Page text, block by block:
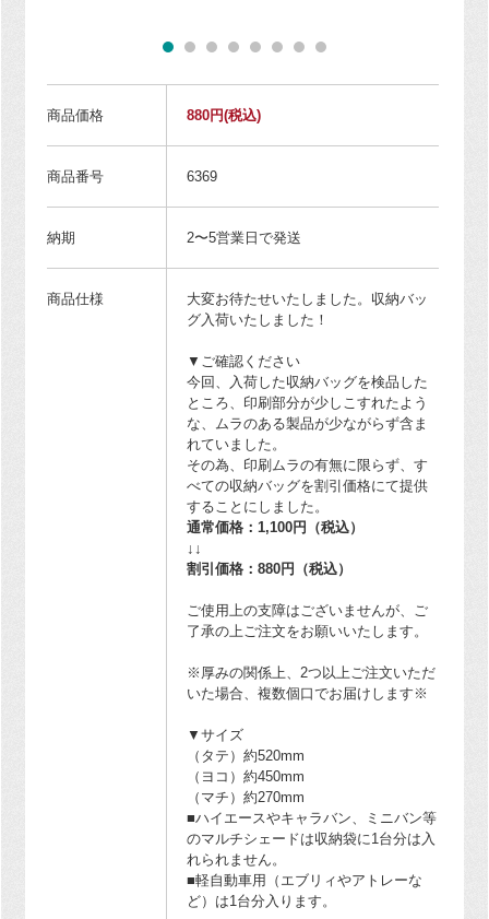
商品価格 880円(税込)
商品番号 6369
納期 2〜5営業日で発送
商品仕様
大変お待たせいたしました。収納バッ
グ入荷いたしました！
▼ご確認ください
今回、入荷した収納バッグを検品した
ところ、印刷部分が少しこすれたよう
な、ムラのある製品が少ながらず含ま
れていました。
その為、印刷ムラの有無に限らず、す
べての収納バッグを割引価格にて提供
することにしました。
通常価格：1,100円（税込）
↓↓
割引価格：880円（税込）
ご使用上の支障はございませんが、ご
了承の上ご注文をお願いいたします。
※厚みの関係上、2つ以上ご注文いただ
いた場合、複数個口でお届けします※
▼サイズ
（タテ）約520mm
（ヨコ）約450mm
（マチ）約270mm
■ハイエースやキャラバン、ミニバン等
のマルチシェードは収納袋に1台分は入
れられません。
■軽自動車用（エブリィやアトレーな
ど）は1台分入ります。